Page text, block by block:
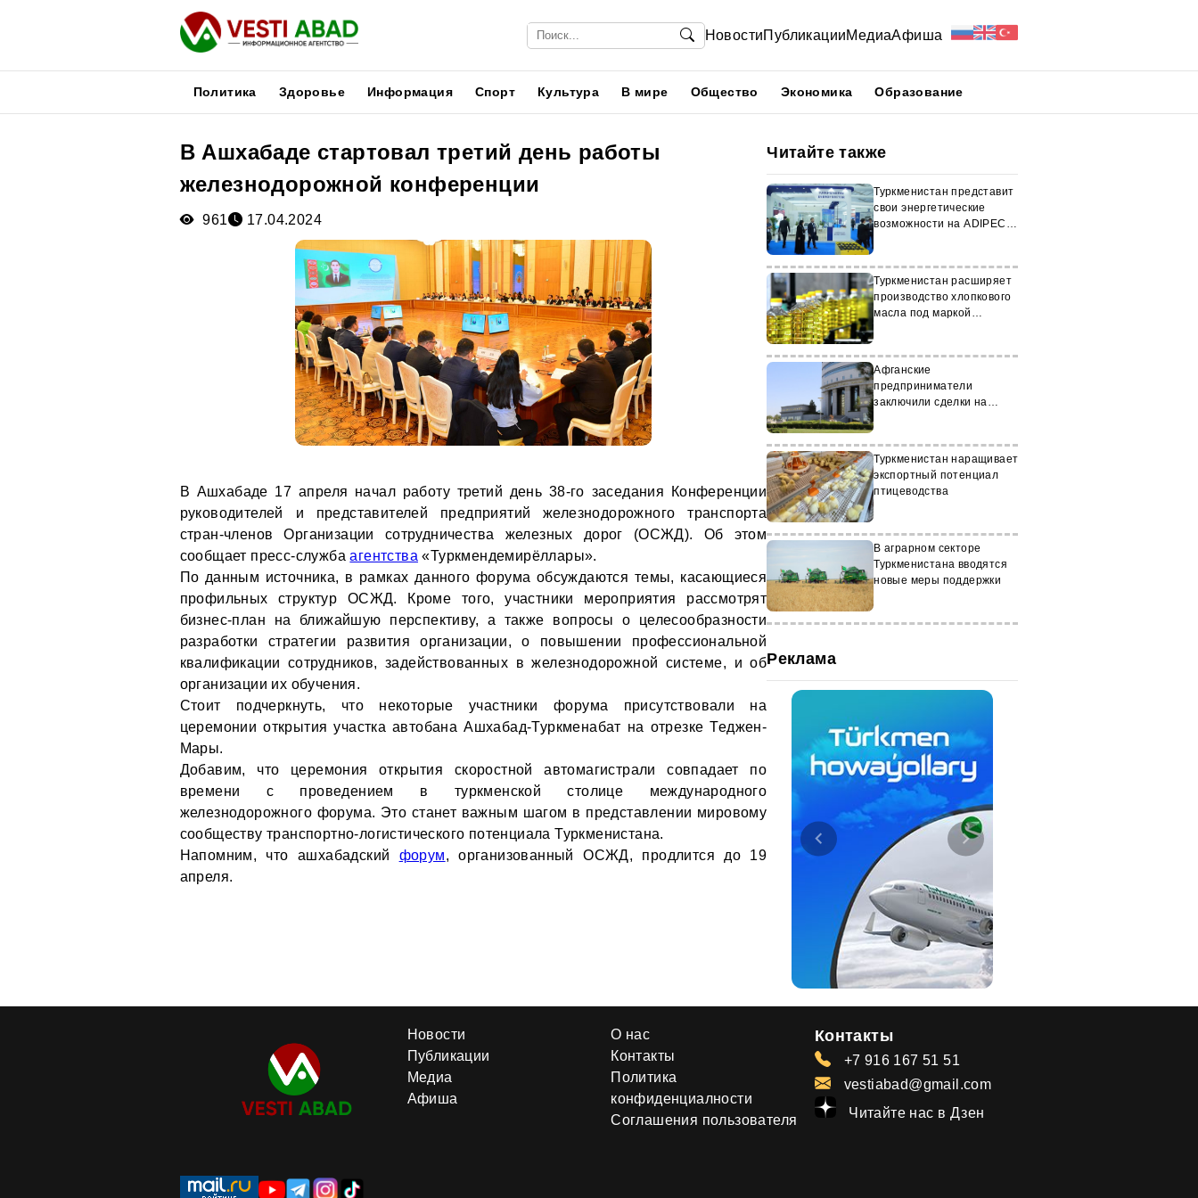
НовостиПубликацииМедиаАфиша
Политика Здоровье Информация Спорт Культура В мире Общество Экономика Образование
В Ашхабаде стартовал третий день работы
железнодорожной конференции
961 17.04.2024
В Ашхабаде 17 апреля начал работу третий день 38-го заседания Конференции
руководителей и представителей предприятий железнодорожного транспорта
стран-членов Организации сотрудничества железных дорог (ОСЖД). Об этом
сообщает пресс-службаагентства «Туркмендемирёллары».
По данным источника, в рамках данного форума обсуждаются темы, касающиеся
профильных структур ОСЖД. Кроме того, участники мероприятия рассмотрят
бизнес-план на ближайшую перспективу, а также вопросы о целесообразности
разработки стратегии развития организации, о повышении профессиональной
квалификации сотрудников, задействованных в железнодорожной системе, и об
организации их обучения.
Стоит подчеркнуть, что некоторые участники форума присутствовали на
церемонии открытия участка автобана Ашхабад-Туркменабат на отрезке Теджен-
Мары.
Добавим, что церемония открытия скоростной автомагистрали совпадает по
времени с проведением в туркменской столице международного
железнодорожного форума. Это станет важным шагом в представлении мировому
сообществу транспортно-логистического потенциала Туркменистана.
Напомним, что ашхабадский форум, организованный ОСЖД, продлится до 19
апреля.
Читайте также
Туркменистан представит
свои энергетические
возможности на ADIPEC
Туркменистан расширяет
производство хлопкового
масла под маркой
Афганские
предприниматели
заключили сделки на
Туркменистан наращивает
экспортный потенциал
птицеводства
В аграрном секторе
Туркменистана вводятся
новые меры поддержки
Реклама
Новости
Публикации
Медиа
Афиша
О нас
Контакты
Политика
конфиденциалности
Соглашения пользователя
Контакты
+7 916 167 51 51
vestiabad@gmail.com
Читайте нас в Дзен